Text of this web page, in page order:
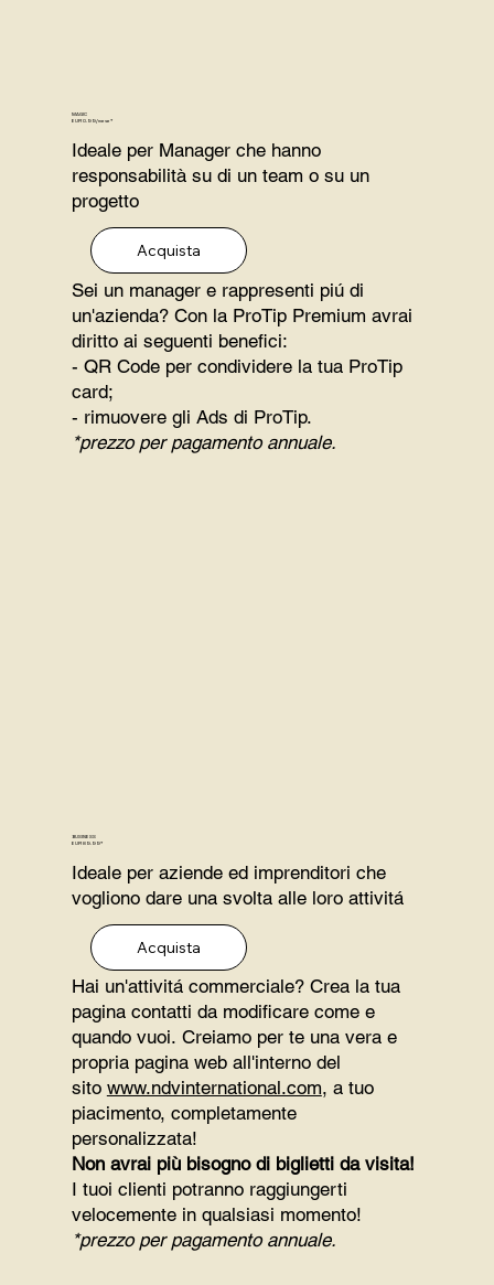
MAGIC
EUR 0.99/mese*
Ideale per Manager che hanno
responsabilità su di un team o su un
progetto
Acquista
Sei un manager e rappresenti piú di
un'azienda? Con la ProTip Premium avrai
diritto ai seguenti benefici:
- QR Code per condividere la tua ProTip
card;
- rimuovere gli Ads di ProTip.
*prezzo per pagamento annuale.
BUSINESS
EUR 89.99*
Ideale per aziende ed imprenditori che
vogliono dare una svolta alle loro attivitá
Acquista
Hai un'attivitá commerciale? Crea la tua
pagina contatti da modificare come e
quando vuoi. Creiamo per te una vera e
propria pagina web all'interno del
sito www.ndvinternational.com, a tuo
piacimento, completamente
personalizzata!
Non avrai più bisogno di biglietti da visita!
I tuoi clienti potranno raggiungerti
velocemente in qualsiasi momento!
*prezzo per pagamento annuale.